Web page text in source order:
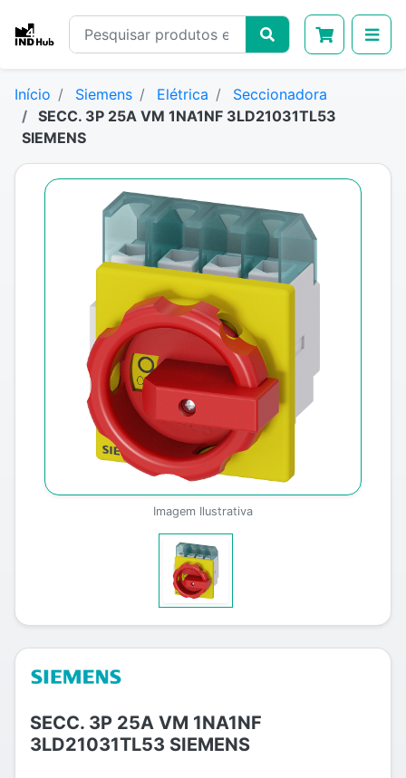
Início Siemens Elétrica
Seccionadora
SECC. 3P 25A VM 1NA1NF 3LD21031TL53
SIEMENS
Imagem Ilustrativa
SECC. 3P 25A VM 1NA1NF
3LD21031TL53 SIEMENS